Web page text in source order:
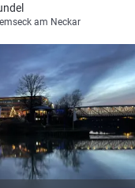
am Neckar